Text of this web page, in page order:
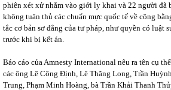
phiên xét xử nhắm vào giới ly khai và 22 người đã
không tuân thủ các chuẩn mực quốc tế về công
tắc cơ bản sơ đẳng của tư pháp, như quyền có luật
trước khi bị kết án.
Báo cáo của Amnesty International nêu ra tên cụ
các ông Lê Công Định, Lê Thăng Long, Trần
Trung, Phạm Minh Hoàng, bà Trần Khải Thanh